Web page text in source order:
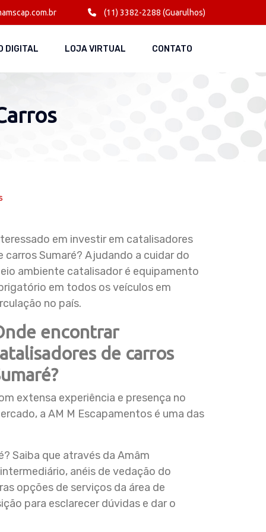
(11) 3382-2288 (Guarulhos)
DIGITAL LOJA VIRTUAL CONTATO
em investir em catalisadores
carros Sumaré? Ajudando a cuidar do
ambiente catalisador é equipamento
em todos os veículos em
no país.
encontrar
de carros
extensa experiência e presença no
a AM M Escapamentos é uma das
Saiba que através da Amâm
anéis de vedação do
opções de serviços da área de
para esclarecer dúvidas e dar o